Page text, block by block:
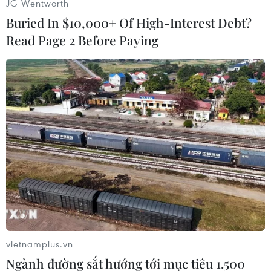
khóa mới được công bố sáng 25/10, một ngày
sau khi Đại hội XIX kết thúc tốt đẹp./.
(TTXVN/Vietnam+)
JG Wentworth
Buried In $10,000+ Of High-Interest Debt?
Read Page 2 Before Paying
vietnamplus.vn
Ngành đường sắt hướng tới mục tiêu 1.500